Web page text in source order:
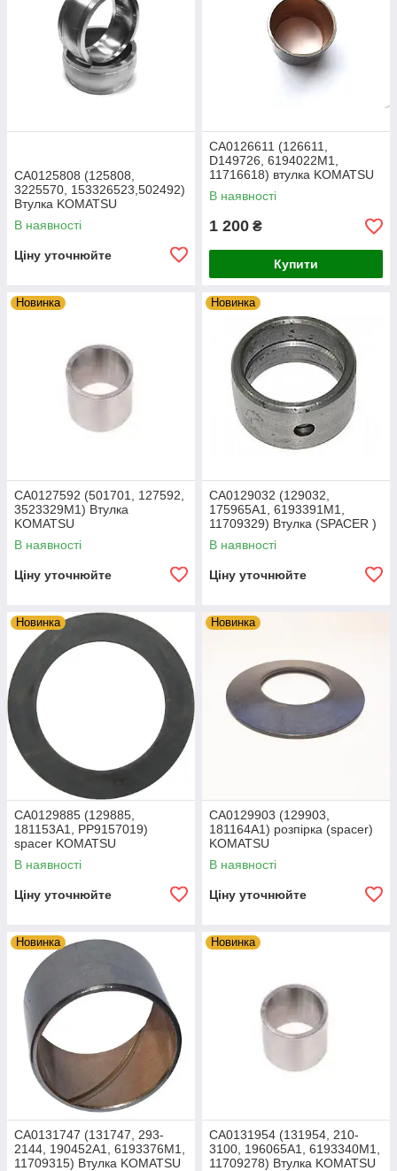
CA0125808 (125808,
3225570, 153326523,502492)
Втулка KOMATSU
В наявності
Ціну уточнюйте
CA0126611 (126611,
D149726, 6194022M1,
11716618) втулка KOMATSU
В наявності
1 200 ₴
Купити
Новинка
CA0127592 (501701, 127592,
3523329M1) Втулка
KOMATSU
В наявності
Ціну уточнюйте
Новинка
CA0129032 (129032,
175965A1, 6193391M1,
11709329) Втулка (SPACER )
KOMATSU
В наявності
Ціну уточнюйте
Новинка
CA0129885 (129885,
181153A1, PP9157019)
spacer KOMATSU
В наявності
Ціну уточнюйте
Новинка
CA0129903 (129903,
181164A1) розпірка (spacer)
KOMATSU
В наявності
Ціну уточнюйте
Новинка
CA0131747 (131747, 293-
2144, 190452A1, 6193376M1,
11709315) Втулка KOMATSU
Новинка
CA0131954 (131954, 210-
3100, 196065A1, 6193340M1,
11709278) Втулка KOMATSU